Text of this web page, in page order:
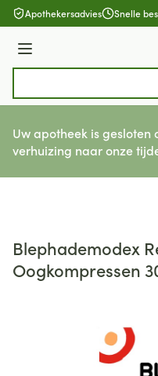
Ga naar de inhoud
Apothekersadvies Snelle
Menu
Uw apotheek is
verhuizing naar onze
Blephademodex
Oogkompressen